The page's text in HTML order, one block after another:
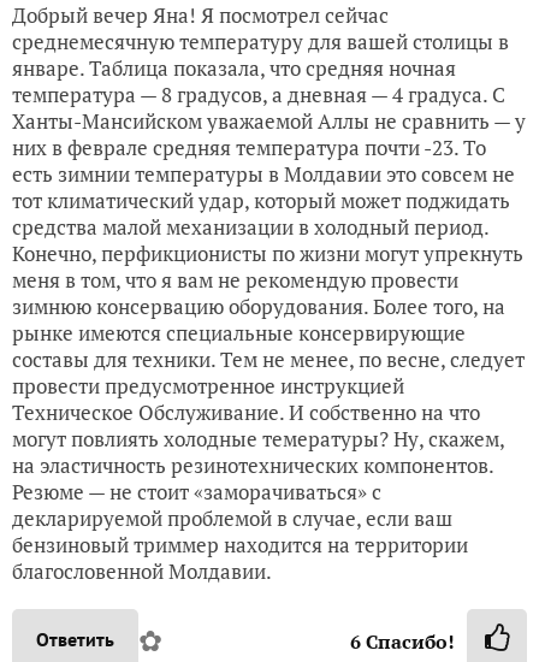
Добрый вечер Яна! Я посмотрел сейчас
среднемесячную температуру для вашей столицы в
январе. Таблица показала, что средняя ночная
температура — 8 градусов, а дневная — 4 градуса. С
Ханты-Мансийском уважаемой Аллы не сравнить — у
них в феврале средняя температура почти -23. То
есть зимнии температуры в Молдавии это совсем не
тот климатический удар, который может поджидать
средства малой механизации в холодный период.
Конечно, перфикционисты по жизни могут упрекнуть
меня в том, что я вам не рекомендую провести
зимнюю консервацию оборудования. Более того, на
рынке имеются специальные консервирующие
составы для техники. Тем не менее, по весне, следует
провести предусмотренное инструкцией
Техническое Обслуживание. И собственно на что
могут повлиять холодные темературы? Ну, скажем,
на эластичность резинотехнических компонентов.
Резюме — не стоит «заморачиваться» с
декларируемой проблемой в случае, если ваш
бензиновый триммер находится на территории
благословенной Молдавии.
Ответить ✿ 6Спасибо!